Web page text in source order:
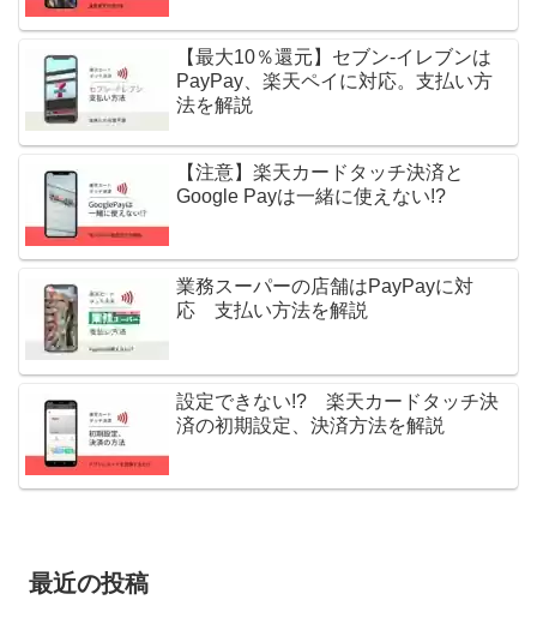
【最大10％還元】セブン-イレブンは
PayPay、楽天ペイに対応。支払い方
法を解説
【注意】楽天カードタッチ決済と
Google Payは一緒に使えない!?
業務スーパーの店舗はPayPayに対
応 支払い方法を解説
設定できない!? 楽天カードタッチ決
済の初期設定、決済方法を解説
最近の投稿